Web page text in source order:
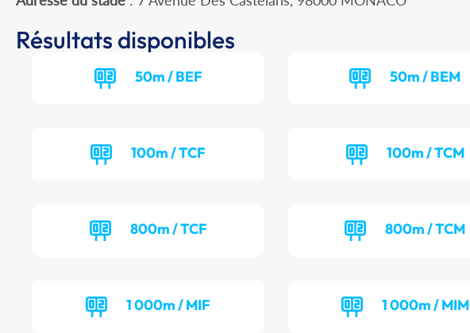
Résultats disponibles
50m / BEF 50m / BEM
100m / TCF 100m / TCM
800m / TCF 800m / TCM
1 000m / MIF 1 000m / MIM